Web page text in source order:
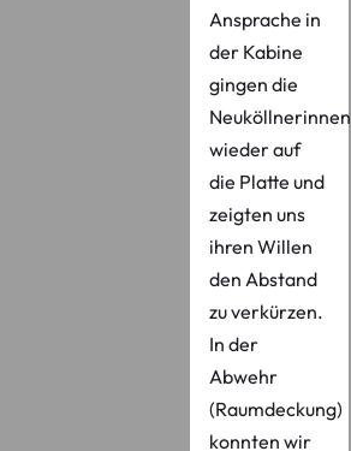
Ansprache in
der Kabine
gingen die
Neuköllnerinnen
wieder auf
die Platte und
zeigten uns
ihren Willen
den Abstand
zu verkürzen.
In der
Abwehr
(Raumdeckung)
konnten wir